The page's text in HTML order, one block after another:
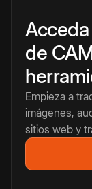
de
Empieza a
imágenes,
sitios web y